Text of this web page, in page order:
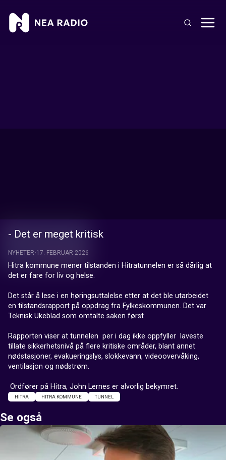
- Det er meget kritisk
NYHETER 17. FEBRUAR 2026
Hitra kommune mener tilstanden i Hitratunnelen er så dårlig at
det er fare for liv og helse.
Det står å lese i en høringsuttalelse etter at det ble utarbeidet
en tilstandsrapport på oppdrag fra Fylkeskommunen. Det var
Teknisk Ukeblad som omtalte saken først
Rapporten viser at tunnelen  per i dag ikke oppfyller  laveste
tillate sikkerhetsnivå på flere kritiske områder, blant annet
nødstasjoner, evakueringslys, slokkevann, videoovervåking,
ventilasjon og nødstrøm.
Ordfører på Hitra, John Lernes er alvorlig bekymret.
HITRA HITRA KOMMUNE TUNNEL
Se også